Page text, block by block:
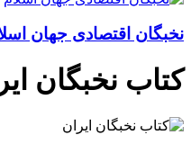
نخبگان اقتصادی جهان
کتاب نخبگان